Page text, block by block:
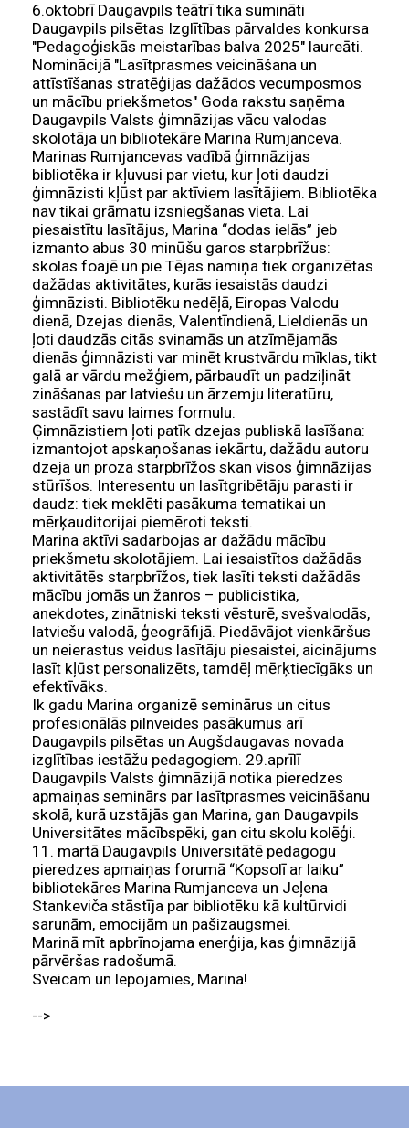
6.oktobrī Daugavpils teātrī tika sumināti
Daugavpils pilsētas Izglītības pārvaldes konkursa
"Pedagoģiskās meistarības balva 2025" laureāti.
Nominācijā "Lasītprasmes veicināšana un
attīstīšanas stratēģijas dažādos vecumposmos
un mācību priekšmetos" Goda rakstu saņēma
Daugavpils Valsts ģimnāzijas vācu valodas
skolotāja un bibliotekāre Marina Rumjanceva.
Marinas Rumjancevas vadībā ģimnāzijas
bibliotēka ir kļuvusi par vietu, kur ļoti daudzi
ģimnāzisti kļūst par aktīviem lasītājiem. Bibliotēka
nav tikai grāmatu izsniegšanas vieta. Lai
piesaistītu lasītājus, Marina “dodas ielās” jeb
izmanto abus 30 minūšu garos starpbrīžus:
skolas foajē un pie Tējas namiņa tiek organizētas
dažādas aktivitātes, kurās iesaistās daudzi
ģimnāzisti. Bibliotēku nedēļā, Eiropas Valodu
dienā, Dzejas dienās, Valentīndienā, Lieldienās un
ļoti daudzās citās svinamās un atzīmējamās
dienās ģimnāzisti var minēt krustvārdu mīklas, tikt
galā ar vārdu mežģiem, pārbaudīt un padziļināt
zināšanas par latviešu un ārzemju literatūru,
sastādīt savu laimes formulu.
Ģimnāzistiem ļoti patīk dzejas publiskā lasīšana:
izmantojot apskaņošanas iekārtu, dažādu autoru
dzeja un proza starpbrīžos skan visos ģimnāzijas
stūrīšos. Interesentu un lasītgribētāju parasti ir
daudz: tiek meklēti pasākuma tematikai un
mērķauditorijai piemēroti teksti.
Marina aktīvi sadarbojas ar dažādu mācību
priekšmetu skolotājiem. Lai iesaistītos dažādās
aktivitātēs starpbrīžos, tiek lasīti teksti dažādās
mācību jomās un žanros – publicistika,
anekdotes, zinātniski teksti vēsturē, svešvalodās,
latviešu valodā, ģeogrāfijā. Piedāvājot vienkāršus
un neierastus veidus lasītāju piesaistei, aicinājums
lasīt kļūst personalizēts, tamdēļ mērķtiecīgāks un
efektīvāks.
Ik gadu Marina organizē seminārus un citus
profesionālās pilnveides pasākumus arī
Daugavpils pilsētas un Augšdaugavas novada
izglītības iestāžu pedagogiem. 29.aprīlī
Daugavpils Valsts ģimnāzijā notika pieredzes
apmaiņas seminārs par lasītprasmes veicināšanu
skolā, kurā uzstājās gan Marina, gan Daugavpils
Universitātes mācībspēki, gan citu skolu kolēģi.
11. martā Daugavpils Universitātē pedagogu
pieredzes apmaiņas forumā “Kopsolī ar laiku”
bibliotekāres Marina Rumjanceva un Jeļena
Stankeviča stāstīja par bibliotēku kā kultūrvidi
sarunām, emocijām un pašizaugsmei.
Marinā mīt apbrīnojama enerģija, kas ģimnāzijā
pārvēršas radošumā.
Sveicam un lepojamies, Marina!
-->